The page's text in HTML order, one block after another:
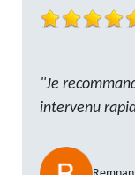
"Je
intervenu